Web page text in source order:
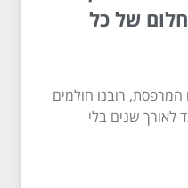
של כל
רובנו חולמים
שנים בלי